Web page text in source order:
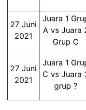
27 Juni
2021
Juara 1
A vs Juara
Grup C
27 Juni
2021
Juara 1
C vs Juara
grup ?